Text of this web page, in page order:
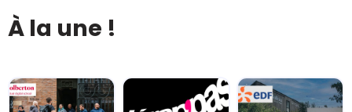
À la une !